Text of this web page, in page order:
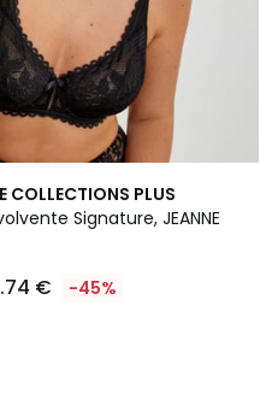
COLLECTIONS PLUS
Signature, JEANNE
€ -45%